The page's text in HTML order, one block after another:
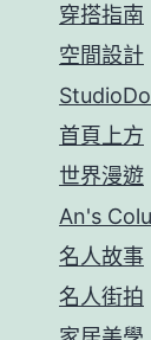
穿搭指南
空間設計
首頁上方
世界漫遊
An's
名人故事
名人街拍